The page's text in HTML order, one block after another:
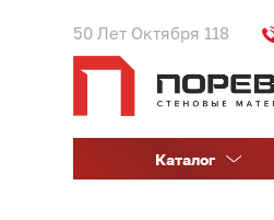
50 Лет Октября 118
Каталог